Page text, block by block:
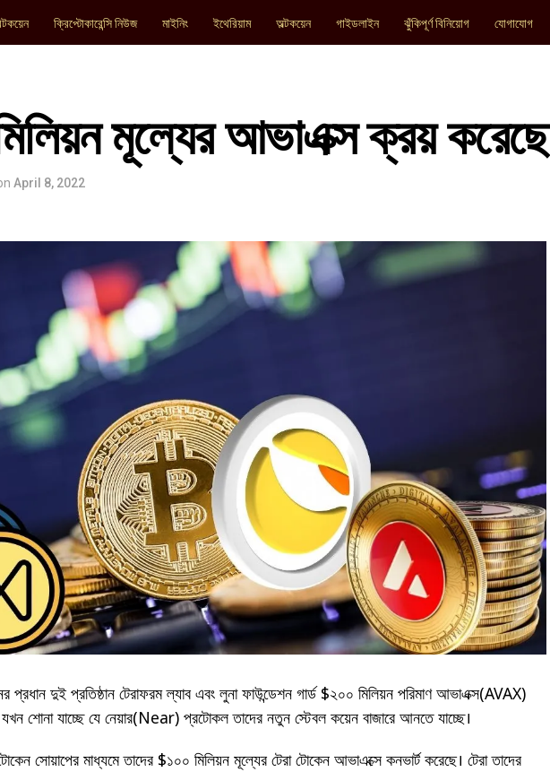
ক্রিপ্টোকারেন্সি নিউজ মাইনিং ইথেরিয়াম অল্টকয়েন গাইডলাইন ঝুঁকিপূর্ণ বিনিয়োগ যোগাযোগ
মূল্যের আভাএক্স ক্রয় করেছে
April 8, 2022
প্রধান দুই প্রতিষ্ঠান টেরাফরম ল্যাব এবং লুনা ফাউন্ডেশন গার্ড $২০০ মিলিয়ন পরিমাণ আভাএক্স(AVAX)
শোনা যাচ্ছে যে নেয়ার(Near) প্রটোকল তাদের নতুন স্টেবল কয়েন বাজারে আনতে যাচ্ছে।
সোয়াপের মাধ্যমে তাদের $১০০ মিলিয়ন মূল্যের টেরা টোকেন আভাএক্সে কনভার্ট করেছে। টেরা তাদের